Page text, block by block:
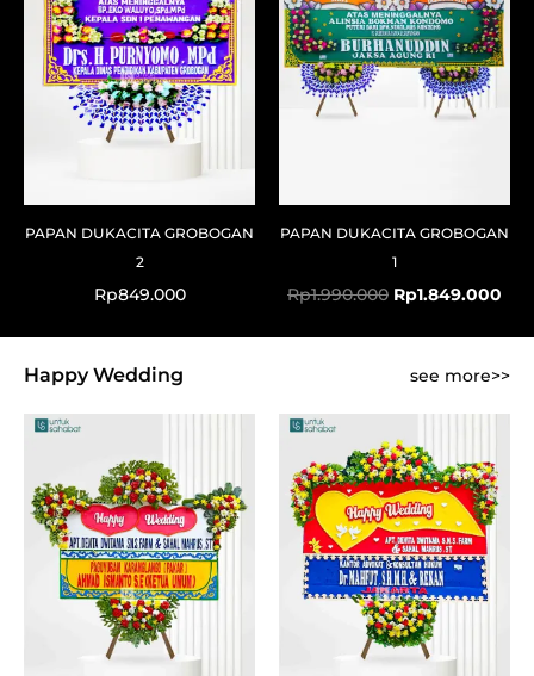
PAPAN DUKACITA GROBOGAN
2
Rp849.000
PAPAN DUKACITA GROBOGAN
1
Rp1.990.000 Rp1.849.000
Happy Wedding see more>>